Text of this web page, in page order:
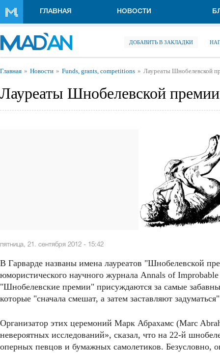
ГЛАВНАЯ НОВОСТИ
ДОБАВИТЬ В ЗАКЛАДКИ
Вы здесь
Главная Новости Funds, grants, competitions Лауреаты Шнобелевской
Лауреаты Шнобелевской
пятница, 21. сентября 2012 - 15:42
В Гарварде названы имена лауреатов "Шнобелевской
юмористического научного журнала Annals of
"Шнобелевские премии" присуждаются за самые
которые "сначала смешат, а затем заставляют
Организатор этих церемоний Марк Абрахамс (Marc
невероятных исследований», сказал, что на 22-й
оперных певцов и бумажных самолетиков. Безусловно,